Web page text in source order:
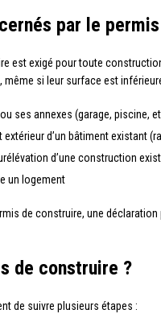
par le
est exigé pour toute
si leur surface est
ses annexes (garage, piscine,
extérieur d’un bâtiment existant
d’une construction
un logement
de construire, une
de construire ?
de suivre plusieurs étapes :